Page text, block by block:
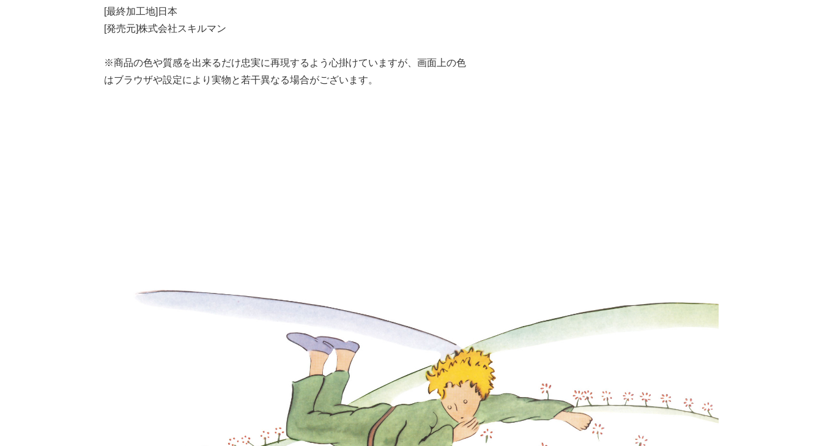
[最終加工地]日本
[発売元]株式会社スキルマン
※商品の色や質感を出来るだけ忠実に再現するよう心掛けていますが、画面上の色
はブラウザや設定により実物と若干異なる場合がございます。